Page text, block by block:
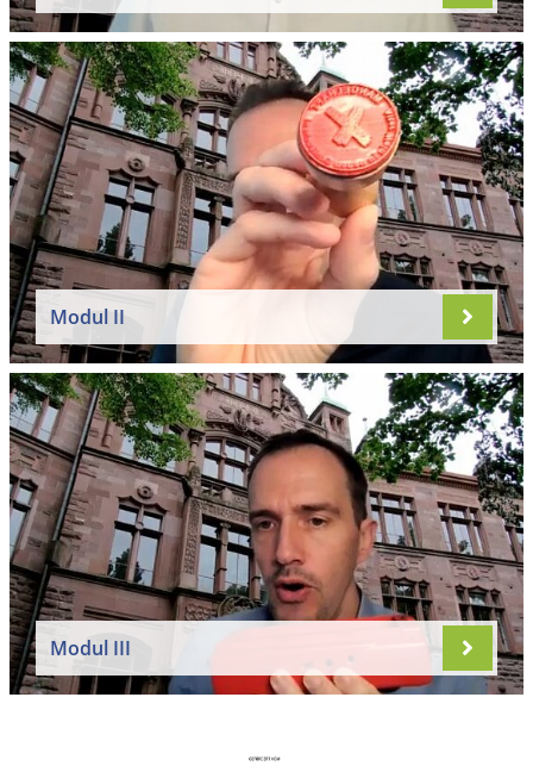
Modul II
Modul III